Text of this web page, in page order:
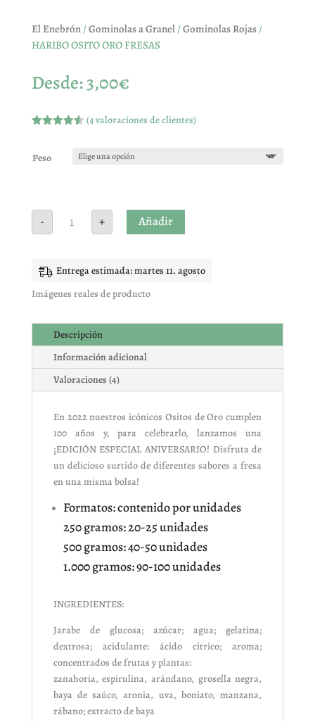
El Enebrón/Gominolas a Granel/Gominolas Rojas/
HARIBO OSITO ORO FRESAS
Desde:3,00€
de 5 en
base a
(4valoraciones de clientes)
Peso
-
HARIBO
OSITO + Añadir
Entrega estimada: martes 11. agosto
Imágenes reales de producto
Descripción
Información adicional
Valoraciones (4)
En 2022 nuestros icónicos Ositos de Oro cumplen
100 años y, para celebrarlo, lanzamos una
¡EDICIÓN ESPECIAL ANIVERSARIO! Disfruta de
un delicioso surtido de diferentes sabores a fresa
en una misma bolsa!
Formatos: contenido por unidades
250 gramos: 20-25 unidades
500 gramos: 40-50 unidades
1.000 gramos: 90-100 unidades
INGREDIENTES:
Jarabe de glucosa; azúcar; agua; gelatina;
dextrosa; acidulante: ácido cítrico; aroma;
concentrados de frutas y plantas:
zanahoria, espirulina, arándano, grosella negra,
baya de saúco, aronia, uva, boniato, manzana,
rábano; extracto de baya